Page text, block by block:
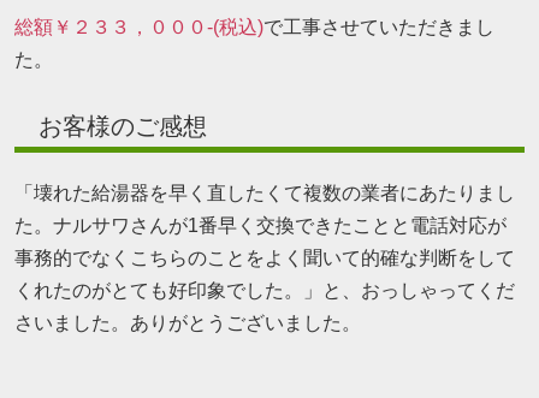
総額￥２３３，０００-(税込)で工事させていただきまし
た。
お客様のご感想
「壊れた給湯器を早く直したくて複数の業者にあたりまし
た。ナルサワさんが1番早く交換できたことと電話対応が
事務的でなくこちらのことをよく聞いて的確な判断をして
くれたのがとても好印象でした。」と、おっしゃってくだ
さいました。ありがとうございました。